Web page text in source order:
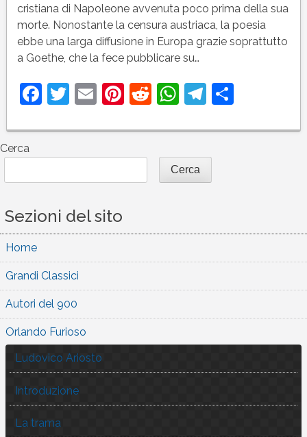
Alessandro
Manzoni
cristiana di Napoleone avvenuta poco prima della sua
morte. Nonostante la censura austriaca, la poesia
ebbe una larga diffusione in Europa grazie soprattutto
a Goethe, che la fece pubblicare su…
Facebook
Twitter
EmailPinterest
Reddit
WhatsApp
Telegram
Cerca
Cerca
Sezioni del sito
Home
Grandi Classici
Autori del 900
Orlando Furioso
Ludovico Ariosto
Introduzione
La trama